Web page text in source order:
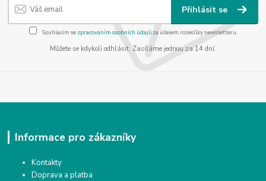
Přihlásit se
Souhlasím se zpracováním osobních údajůza účelem rozesílky newsletteru.
Můžete se kdykoli odhlásit. Zasíláme jednou za 14 dní.
Informace pro zákazníky
Kontakty
Doprava a platba